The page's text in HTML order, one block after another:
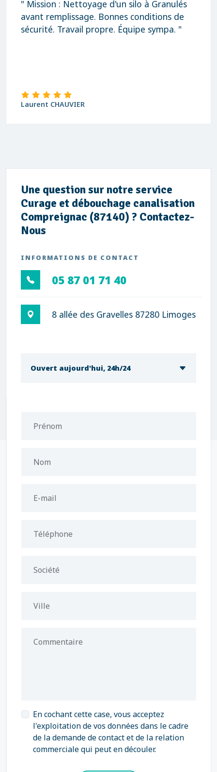
" Mission : Nettoyage d'un silo à Granulés
avant remplissage. Bonnes conditions de
sécurité. Travail propre. Équipe sympa. "
Laurent CHAUVIER
Une question sur notre service
Curage et débouchage canalisation
Compreignac (87140) ? Contactez-
Nous
INFORMATIONS DE CONTACT
05 87 01 71 40
8 allée des Gravelles 87280 Limoges
Ouvert aujourd'hui, 24h/24
Prénom
Nom
E-mail
Téléphone
Société
Ville
Commentaire
En cochant cette case, vous acceptez
l'exploitation de vos données dans le cadre
de la demande de contact et de la relation
commerciale qui peut en découler.